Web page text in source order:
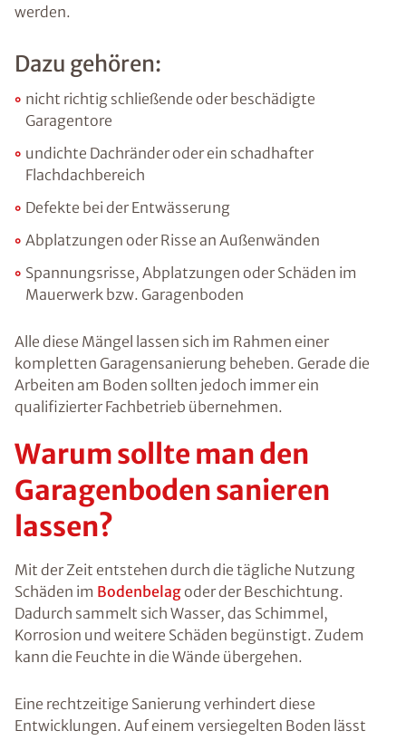
werden.
Dazu gehören:
nicht richtig schließende oder beschädigte
Garagentore
undichte Dachränder oder ein schadhafter
Flachdachbereich
Defekte bei der Entwässerung
Abplatzungen oder Risse an Außenwänden
Spannungsrisse, Abplatzungen oder Schäden im
Mauerwerk bzw. Garagenboden
Alle diese Mängel lassen sich im Rahmen einer
kompletten Garagensanierung beheben. Gerade die
Arbeiten am Boden sollten jedoch immer ein
qualifizierter Fachbetrieb übernehmen.
Warum sollte man den
Garagenboden sanieren
lassen?
Mit der Zeit entstehen durch die tägliche Nutzung
Schäden im Bodenbelagoder der Beschichtung.
Dadurch sammelt sich Wasser, das Schimmel,
Korrosion und weitere Schäden begünstigt. Zudem
kann die Feuchte in die Wände übergehen.
Eine rechtzeitige Sanierung verhindert diese
Entwicklungen. Auf einem versiegelten Boden lässt